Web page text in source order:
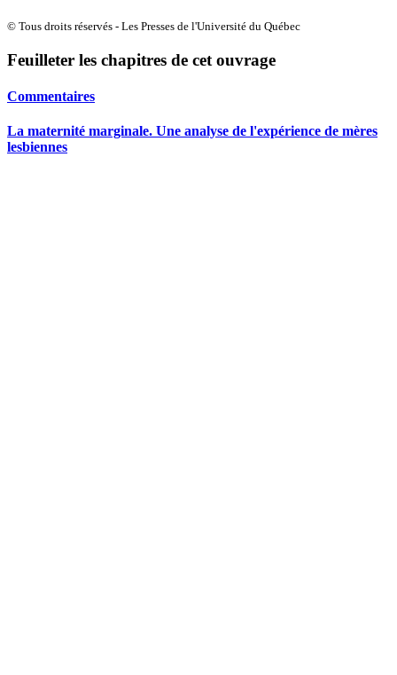
© Tous droits réservés - Les Presses de l'Université du Québec
Feuilleter les chapitres de cet ouvrage
Commentaires
La maternité marginale. Une analyse de l'expérience de mères
lesbiennes